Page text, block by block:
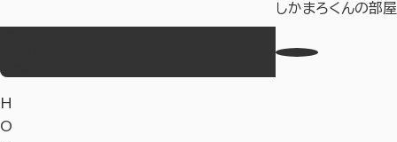
しかまろくんの部屋
H
O